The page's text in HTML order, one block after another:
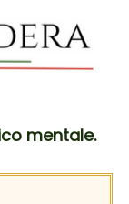
cotta)
mentale.